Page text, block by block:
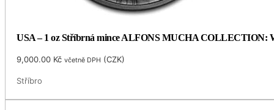
USA – 1 oz Stříbrná mince ALFONS MUCHA COLLECTION:
9,000.00 Kč včetně DPH (CZK)
Stříbro